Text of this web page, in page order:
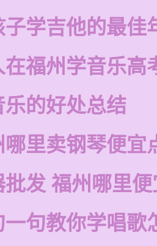
子学吉他的最佳
在福州学音乐高
乐的好处总结
哪里卖钢琴便宜
批发 福州哪里
一句教你学唱歌